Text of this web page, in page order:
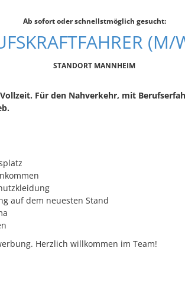
Ab sofort oder schnellstmöglich gesucht:
STANDORT MANNHEIM
Für den Nahverkehr, mit
auf dem neuesten Stand
Herzlich willkommen im Team!